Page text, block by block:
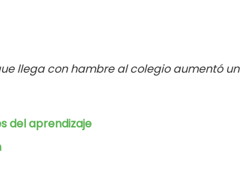
llega con hambre al colegio aumentó un
del aprendizaje